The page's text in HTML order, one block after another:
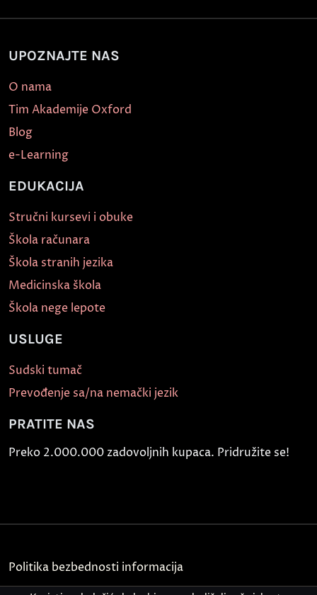
UPOZNAJTE NAS
O nama
Tim Akademije Oxford
Blog
e-Learning
EDUKACIJA
Stručni kursevi i obuke
Škola računara
Škola stranih jezika
Medicinska škola
Škola nege lepote
USLUGE
Sudski tumač
Prevođenje sa/na nemački jezik
PRATITE NAS
Preko 2.000.000 zadovoljnih kupaca. Pridružite se!
Politika bezbednosti informacija